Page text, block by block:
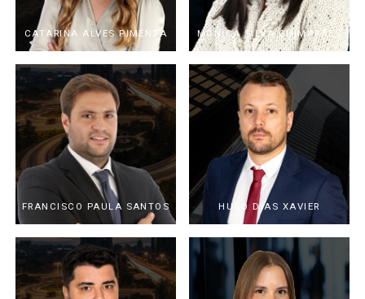
CATARINA ALVES PIMENTA MÓNICA SILVA GUIMARÃES
FRANCISCO PAULA SANTOS HUGO DIAS XAVIER